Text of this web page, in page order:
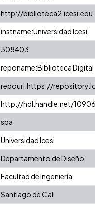
http://
instname:Universidad Icesi
308403
reponame:Biblioteca Digital
repourl:https://
http://hdl.handle.net/
spa
Universidad Icesi
Departamento de Diseño
Facultad de Ingeniería
Santiago de Cali